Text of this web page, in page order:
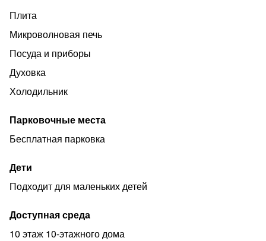
Наши правила:
- Заселение с 14:00, выезд до 12:00.
- Возможен ранний заезд и поздний выезд по
договоренности.
- Для заселения необходимы паспорт и залог.
курение, проживание с животными, а также
превышение количества гостей, указанного при
Плита
Микроволновая печь
Посуда и приборы
Духовка
Холодильник
Парковочные места
Бесплатная парковка
Дети
Подходит для маленьких детей
Доступная среда
10 этаж 10-этажного дома